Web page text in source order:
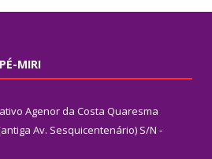
MIRI
Agenor da Costa Quaresma
Av. Sesquicentenário) S/N -